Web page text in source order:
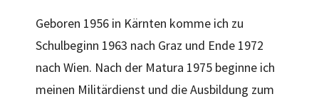
Geboren 1956 in Kärnten komme ich zu
Schulbeginn 1963 nach Graz und Ende 1972
nach Wien. Nach der Matura 1975 beginne ich
meinen Militärdienst und die Ausbildung zum